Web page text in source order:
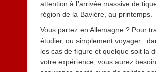
attention à l’arrivée massive de
région de la Bavière, au printemps.
Vous partez en Allemagne ? Pour
étudier, ou simplement voyager :
les cas de figure et quelque soit la
votre expérience, vous aurez